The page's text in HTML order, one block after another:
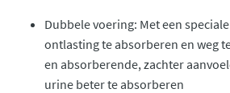
Dubbele voering: Met een
ontlasting te absorberen en weg
en absorberende, zachter
urine beter te absorberen